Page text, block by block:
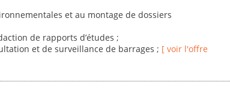
et au montage de dossiers
de rapports d’études ;
et de surveillance de barrages ; [ voir l'offre